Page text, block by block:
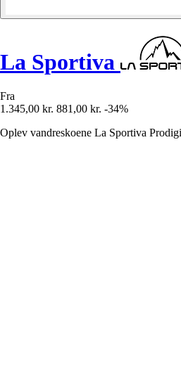
La Sportiva
Fra
1.345,00 kr. 881,00 kr. -34%
Oplev vandreskoene La Sportiva